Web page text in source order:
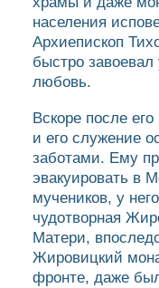
населения
Архиепископ
быстро завоевал
любовь.
Вскоре после
и его служение
заботами. Ему
эвакуировать в
мучеников, у
чудотворная
Матери,
Жировицкий
фронте, даже